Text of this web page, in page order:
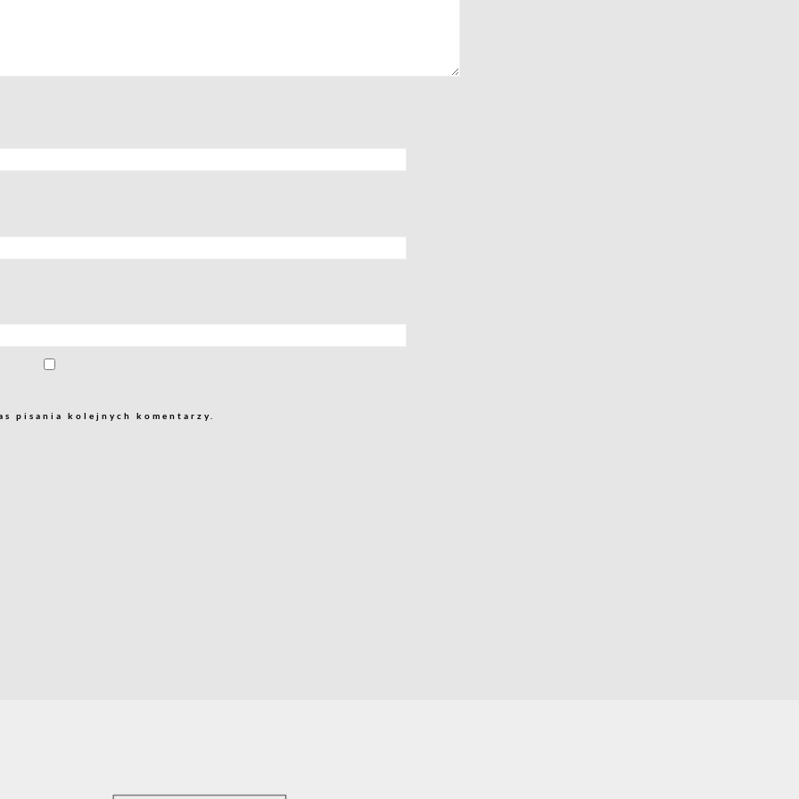
pisania kolejnych komentarzy.